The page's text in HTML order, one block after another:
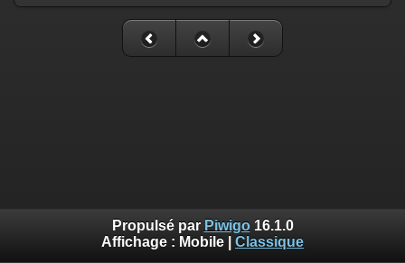
Propulsé par Piwigo16.1.0
Affichage : Mobile Classique